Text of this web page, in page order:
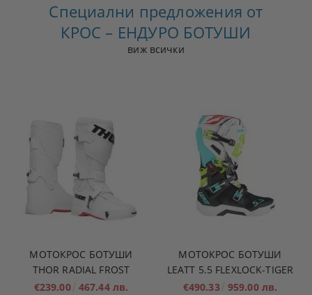
Специални предложения от
КРОС – ЕНДУРО БОТУШИ
виж всички
МОТОКРОС БОТУШИ
THOR RADIAL FROST
€239.00 467.44 лв.
МОТОКРОС БОТУШИ
LEATT 5.5 FLEXLOCK-TIGER
€490.33 959.00 лв.